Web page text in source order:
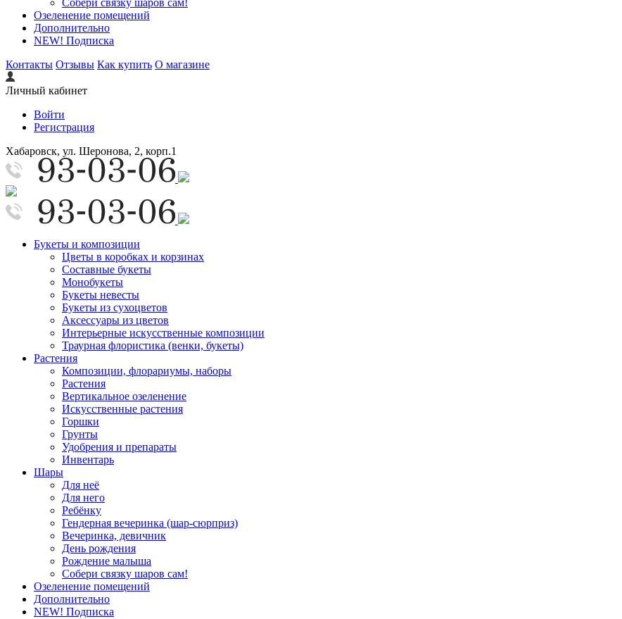
Озеленение помещений
Дополнительно
NEW! Подписка
Контакты Отзывы Как купить О магазине
Личный кабинет
Войти
Регистрация
Хабаровск, ул. Шеронова, 2, корп.1
Букеты и композиции
Цветы в коробках и корзинах
Составные букеты
Монобукеты
Букеты невесты
Букеты из сухоцветов
Аксессуары из цветов
Интерьерные искусственные композиции
Траурная флористика (венки, букеты)
Растения
Композиции, флорариумы, наборы
Растения
Вертикальное озеленение
Искусственные растения
Горшки
Грунты
Удобрения и препараты
Инвентарь
Шары
Для неё
Для него
Ребёнку
Гендерная вечеринка (шар-сюрприз)
Вечеринка, девичник
День рождения
Рождение малыша
Собери связку шаров сам!
Озеленение помещений
Дополнительно
NEW! Подписка